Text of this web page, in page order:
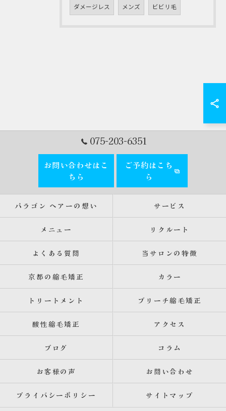
ダメージレス メンズ ビビリ毛
075-203-6351
お問い合わせはこ
ちら
ご予約はこち
ら
パラゴン ヘアーの想い サービス
メニュー リクルート
よくある質問 当サロンの特徴
京都の縮毛矯正 カラー
トリートメント ブリーチ縮毛矯正
酸性縮毛矯正 アクセス
ブログ コラム
お客様の声 お問い合わせ
プライバシーポリシー サイトマップ